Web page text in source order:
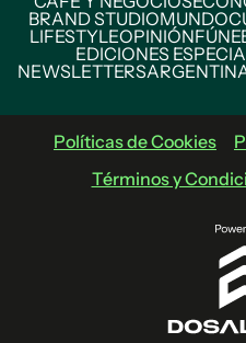
BRAND STUDIOMUNDO
LIFESTYLEOPINIÓN
EDICIONES
NEWSLETTERS
Políticas de Cookies
Términos y